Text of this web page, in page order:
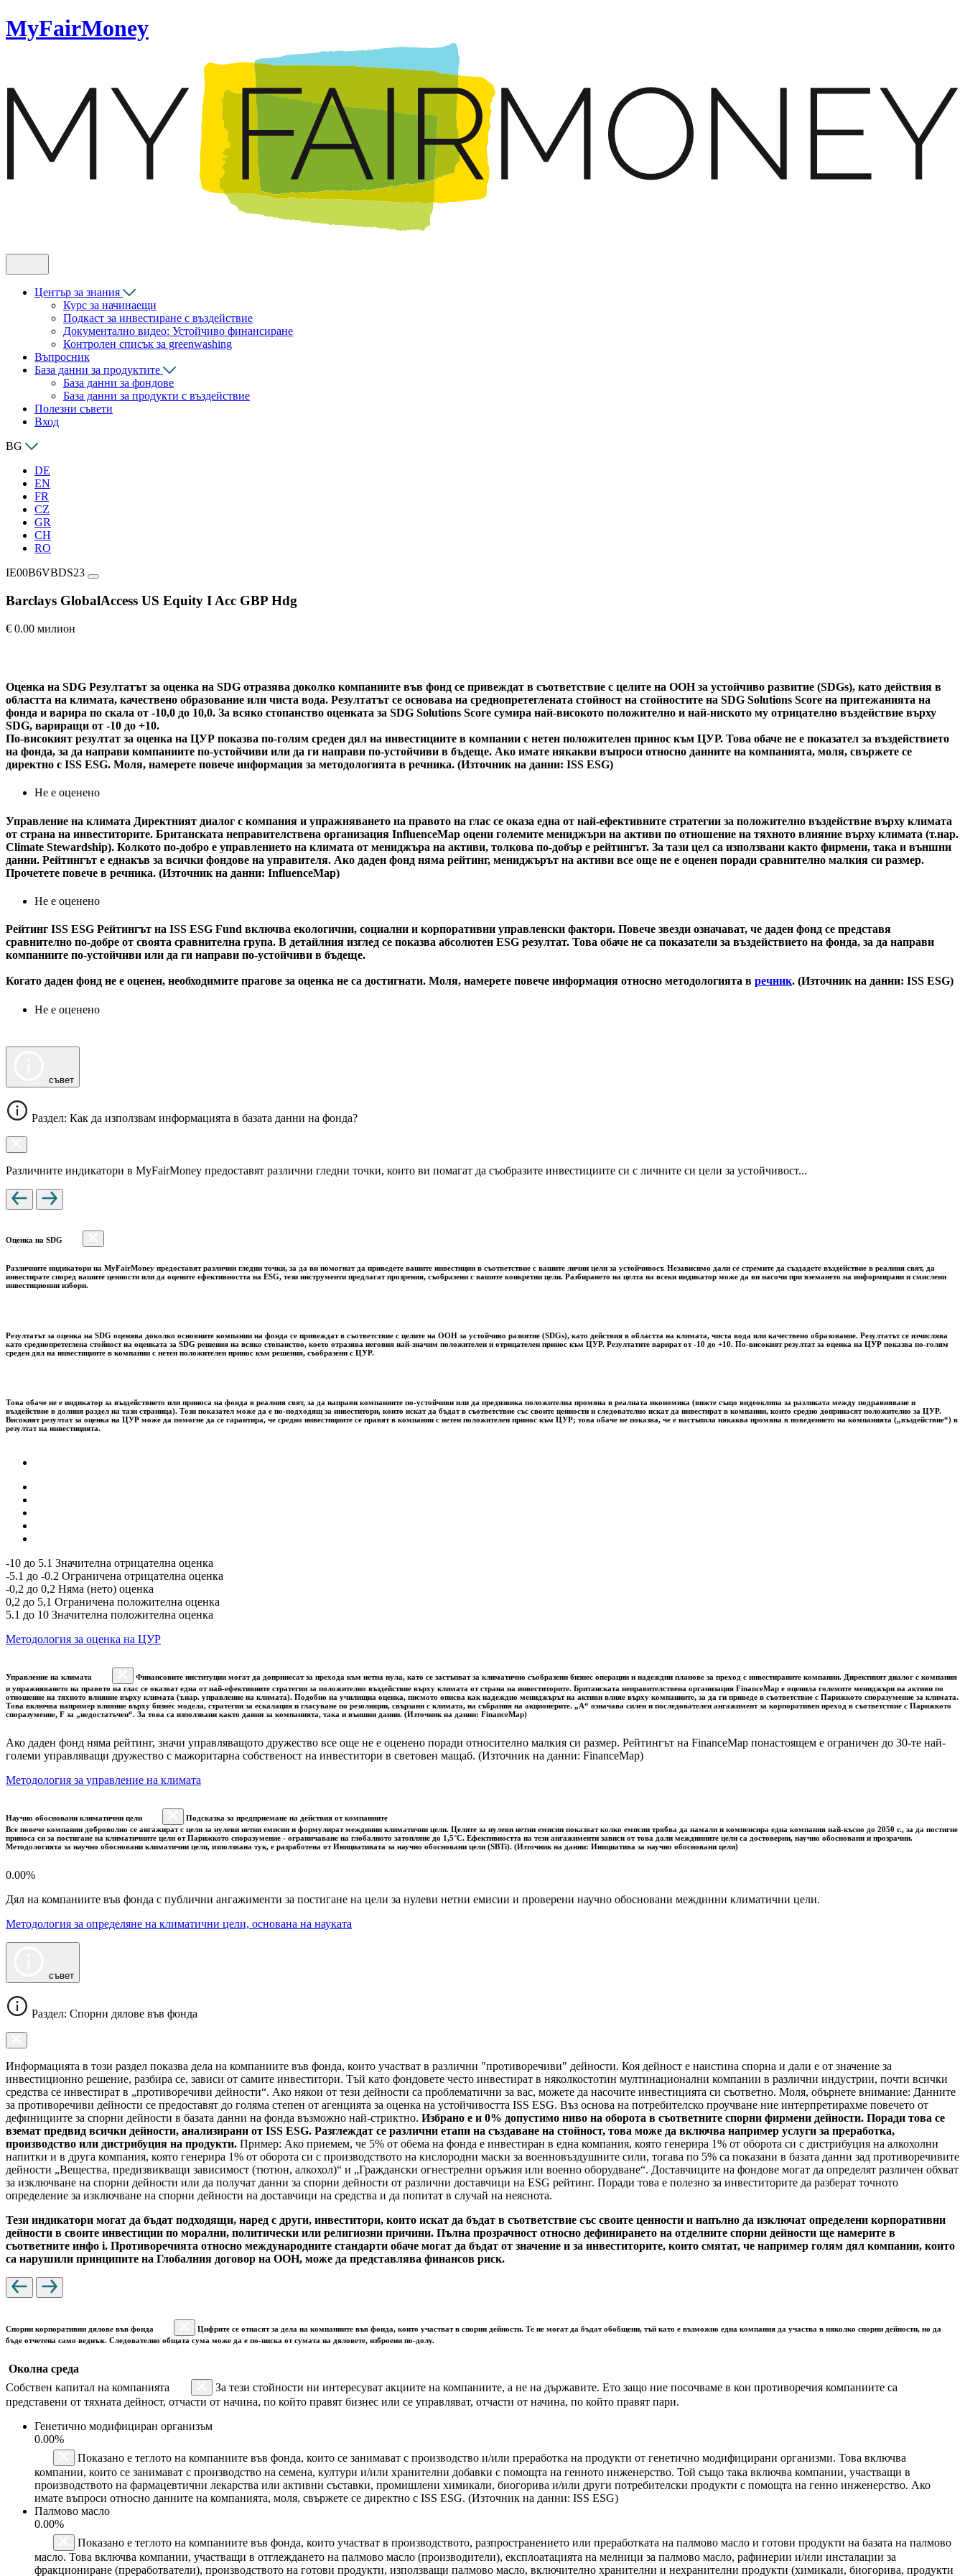
MyFairMoney
Център за знания
Курс за начинаещи
Подкаст за инвестиране с въздействие
Документално видео: Устойчиво финансиране
Контролен списък за greenwashing
Въпросник
База данни за продуктите
База данни за фондове
База данни за продукти с въздействие
Полезни съвети
Вход
BG
DE
EN
FR
CZ
GR
CH
RO
IE00B6VBDS23
Barclays GlobalAccess US Equity I Acc GBP Hdg
€ 0.00 милион
Оценка на SDG Резултатът за оценка на SDG отразява доколко компаниите във фонд се привеждат в съответствие с целите на ООН за устойчиво развитие (SDGs), като действия в
областта на климата, качествено образование или чиста вода. Резултатът се основава на среднопретеглената стойност на стойностите на SDG Solutions Score на притежанията на
фонда и варира по скала от -10,0 до 10,0. За всяко стопанство оценката за SDG Solutions Score сумира най-високото положително и най-ниското му отрицателно въздействие върху
SDG, вариращи от -10 до +10.
По-високият резултат за оценка на ЦУР показва по-голям среден дял на инвестициите в компании с нетен положителен принос към ЦУР. Това обаче не е показател за въздействието
на фонда, за да направи компаниите по-устойчиви или да ги направи по-устойчиви в бъдеще. Ако имате някакви въпроси относно данните на компанията, моля, свържете се
директно с ISS ESG. Моля, намерете повече информация за методологията в речника. (Източник на данни: ISS ESG)
Не е оценено
Управление на климата Директният диалог с компания и упражняването на правото на глас се оказа една от най-ефективните стратегии за положително въздействие върху климата
от страна на инвеститорите. Британската неправителствена организация InfluenceMap оцени големите мениджъри на активи по отношение на тяхното влияние върху климата (т.нар.
Climate Stewardship). Колкото по-добро е управлението на климата от мениджъра на активи, толкова по-добър е рейтингът. За тази цел са използвани както фирмени, така и външни
данни. Рейтингът е еднакъв за всички фондове на управителя. Ако даден фонд няма рейтинг, мениджърът на активи все още не е оценен поради сравнително малкия си размер.
Прочетете повече в речника. (Източник на данни: InfluenceMap)
Не е оценено
Рейтинг ISS ESG Рейтингът на ISS ESG Fund включва екологични, социални и корпоративни управленски фактори. Повече звезди означават, че даден фонд се представя
сравнително по-добре от своята сравнителна група. В детайлния изглед се показва абсолютен ESG резултат. Това обаче не са показатели за въздействието на фонда, за да направи
компаниите по-устойчиви или да ги направи по-устойчиви в бъдеще.
Когато даден фонд не е оценен, необходимите прагове за оценка не са достигнати. Моля, намерете повече информация относно методологията в речник. (Източник на данни: ISS ESG)
Не е оценено
съвет
Раздел: Как да използвам информацията в базата данни на фонда?
Различните индикатори в MyFairMoney предоставят различни гледни точки, които ви помагат да съобразите инвестициите си с личните си цели за устойчивост...
Оценка на SDG
Различните индикатори на MyFairMoney предоставят различни гледни точки, за да ви помогнат да приведете вашите инвестиции в съответствие с вашите лични цели за устойчивост. Независимо дали се стремите да създадете въздействие в реалния свят, да
инвестирате според вашите ценности или да оцените ефективността на ESG, тези инструменти предлагат прозрения, съобразени с вашите конкретни цели. Разбирането на целта на всеки индикатор може да ви насочи при вземането на информирани и смислени
инвестиционни избори.
Резултатът за оценка на SDG оценява доколко основните компании на фонда се привеждат в съответствие с целите на ООН за устойчиво развитие (SDGs), като действия в областта на климата, чиста вода или качествено образование. Резултатът се изчислява
като среднопретеглена стойност на оценката за SDG решения на всяко стопанство, което отразява неговия най-значим положителен и отрицателен принос към ЦУР. Резултатите варират от -10 до +10. По-високият резултат за оценка на ЦУР показва по-голям
среден дял на инвестициите в компании с нетен положителен принос към решения, съобразени с ЦУР.
Това обаче не е индикатор за въздействието или приноса на фонда в реалния свят, за да направи компаниите по-устойчиви или да предизвика положителна промяна в реалната икономика (вижте също видеоклипа за разликата между подравняване и
въздействие в долния раздел на тази страница). Този показател може да е по-подходящ за инвеститори, които искат да бъдат в съответствие със своите ценности и следователно искат да инвестират в компании, които средно допринасят положително за ЦУР.
Високият резултат за оценка на ЦУР може да помогне да се гарантира, че средно инвестициите се правят в компании с нетен положителен принос към ЦУР; това обаче не показва, че е настъпила някаква промяна в поведението на компанията („въздействие“) в
резултат на инвестицията.
-10 до 5.1 Значителна отрицателна оценка
-5.1 до -0.2 Ограничена отрицателна оценка
-0,2 до 0,2 Няма (нето) оценка
0,2 до 5,1 Ограничена положителна оценка
5.1 до 10 Значителна положителна оценка
Методология за оценка на ЦУР
Управление на климата
Финансовите институции могат да допринесат за прехода към нетна нула, като се застъпват за климатично съобразени бизнес операции и надеждни планове за преход с инвестираните компании. Директният диалог с компания
и упражняването на правото на глас се оказват една от най-ефективните стратегии за положително въздействие върху климата от страна на инвеститорите. Британската неправителствена организация FinanceMap е оценила големите мениджъри на активи по
отношение на тяхното влияние върху климата (т.нар. управление на климата). Подобно на училищна оценка, писмото описва как надеждно мениджърът на активи влияе върху компаниите, за да ги приведе в съответствие с Парижкото споразумение за климата.
Това включва например влияние върху бизнес модела, стратегии за ескалация и гласуване по резолюции, свързани с климата, на събрания на акционерите. „A“ означава силен и последователен ангажимент за корпоративен преход в съответствие с Парижкото
споразумение, F за „недостатъчен“. За това са използвани както данни за компанията, така и външни данни. (Източник на данни: FinanceMap)
Ако даден фонд няма рейтинг, значи управляващото дружество все още не е оценено поради относително малкия си размер. Рейтингът на FinanceMap понастоящем е ограничен до 30-те най-
големи управляващи дружество с мажоритарна собственост на инвеститори в световен мащаб. (Източник на данни: FinanceMap)
Методология за управление на климата
Научно обосновани климатични цели
Подсказка за предприемане на действия от компаниите
Все повече компании доброволно се ангажират с цели за нулеви нетни емисии и формулират междинни климатични цели. Целите за нулеви нетни емисии показват колко емисии трябва да намали и компенсира една компания най-късно до 2050 г., за да постигне
приноса си за постигане на климатичните цели от Парижкото споразумение - ограничаване на глобалното затопляне до 1,5°C. Ефективността на тези ангажименти зависи от това дали междинните цели са достоверни, научно обосновани и прозрачни.
Методологията за научно обосновани климатични цели, използвана тук, е разработена от Инициативата за научно обосновани цели (SBTi). (Източник на данни: Инициатива за научно обосновани цели)
0.00%
Дял на компаниите във фонда с публични ангажименти за постигане на цели за нулеви нетни емисии и проверени научно обосновани междинни климатични цели.
Методология за определяне на климатични цели, основана на науката
съвет
Раздел: Спорни дялове във фонда
Информацията в този раздел показва дела на компаниите във фонда, които участват в различни "противоречиви" дейности. Коя дейност е наистина спорна и дали е от значение за
инвестиционно решение, разбира се, зависи от самите инвеститори. Тъй като фондовете често инвестират в няколкостотин мултинационални компании в различни индустрии, почти всички
средства се инвестират в „противоречиви дейности“. Ако някои от тези дейности са проблематични за вас, можете да насочите инвестицията си съответно. Моля, обърнете внимание: Данните
за противоречиви дейности се предоставят до голяма степен от агенцията за оценка на устойчивостта ISS ESG. Въз основа на потребителско проучване ние интерпретирахме повечето от
дефинициите за спорни дейности в базата данни на фонда възможно най-стриктно. Избрано е и 0% допустимо ниво на оборота в съответните спорни фирмени дейности. Поради това се
вземат предвид всички дейности, анализирани от ISS ESG. Разглеждат се различни етапи на създаване на стойност, това може да включва например услуги за преработка,
производство или дистрибуция на продукти. Пример: Ако приемем, че 5% от обема на фонда е инвестиран в една компания, която генерира 1% от оборота си с дистрибуция на алкохолни
напитки и в друга компания, която генерира 1% от оборота си с производството на кислородни маски за военновъздушните сили, тогава по 5% са показани в базата данни зад противоречивите
дейности „Вещества, предизвикващи зависимост (тютюн, алкохол)“ и „Граждански огнестрелни оръжия или военно оборудване“. Доставчиците на фондове могат да определят различен обхват
за изключване на спорни дейности или да получат данни за спорни дейности от различни доставчици на ESG рейтинг. Поради това е полезно за инвеститорите да разберат точното
определение за изключване на спорни дейности на доставчици на средства и да попитат в случай на неяснота.
Тези индикатори могат да бъдат подходящи, наред с други, инвеститори, които искат да бъдат в съответствие със своите ценности и напълно да изключат определени корпоративни
дейности в своите инвестиции по морални, политически или религиозни причини. Пълна прозрачност относно дефинирането на отделните спорни дейности ще намерите в
съответните инфо i. Противоречията относно международните стандарти обаче могат да бъдат от значение и за инвеститорите, които смятат, че например голям дял компании, които
са нарушили принципите на Глобалния договор на ООН, може да представлява финансов риск.
Спорни корпоративни дялове във фонда
Цифрите се отнасят за дела на компаниите във фонда, които участват в спорни дейности. Те не могат да бъдат обобщени, тъй като е възможно една компания да участва в няколко спорни дейности, но да
бъде отчетена само веднъж. Следователно общата сума може да е по-ниска от сумата на дяловете, изброени по-долу.
Околна среда
Собствен капитал на компанията
За тези стойности ни интересуват акциите на компаниите, а не на държавите. Ето защо ние посочваме в кои противоречия компаниите са
представени от тяхната дейност, отчасти от начина, по който правят бизнес или се управляват, отчасти от начина, по който правят пари.
Генетично модифициран организъм
0.00%
Показано е теглото на компаниите във фонда, които се занимават с производство и/или преработка на продукти от генетично модифицирани организми. Това включва
компании, които се занимават с производство на семена, култури и/или хранителни добавки с помощта на генното инженерство. Той също така включва компании, участващи в
производството на фармацевтични лекарства или активни съставки, промишлени химикали, биогорива и/или други потребителски продукти с помощта на генно инженерство. Ако
имате въпроси относно данните на компанията, моля, свържете се директно с ISS ESG. (Източник на данни: ISS ESG)
Палмово масло
0.00%
Показано е теглото на компаниите във фонда, които участват в производството, разпространението или преработката на палмово масло и готови продукти на базата на палмово
масло. Това включва компании, участващи в отглеждането на палмово масло (производители), експлоатацията на мелници за палмово масло, рафинерии и/или инсталации за
фракциониране (преработватели), производството на готови продукти, използващи палмово масло, включително хранителни и нехранителни продукти (химикали, биогорива, продукти